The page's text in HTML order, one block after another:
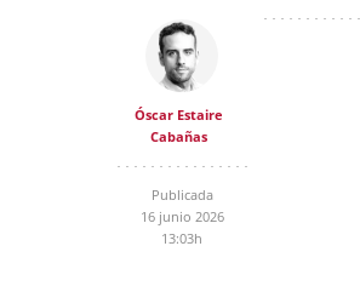
Óscar Estaire
Cabañas
Publicada
16 junio 2026
13:03h